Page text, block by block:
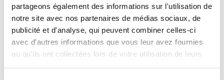
partageons également des informations sur l'utilisation de
notre site avec nos partenaires de médias sociaux, de
publicité et d'analyse, qui peuvent combiner celles-ci
avec d'autres informations que vous leur avez fournies
ou qu'ils ont collectées lors de votre utilisation de leurs